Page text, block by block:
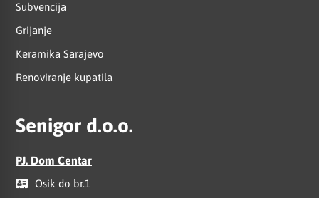
Subvencija
Grijanje
Keramika Sarajevo
Renoviranje kupatila
Senigor d.o.o.
PJ. Dom Centar
Osik do br.1